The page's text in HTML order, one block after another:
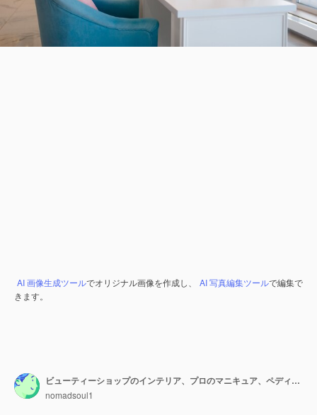
AI 画像生成ツールでオリジナル画像を作成し、 AI 写真編集ツールで編集で
きます。
ビューティーショップのインテリア、プロのマニキュア、ペディキュアサービス
nomadsoul1